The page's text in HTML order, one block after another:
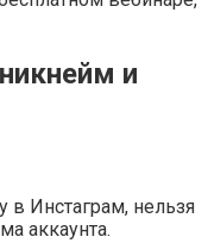
и
в Инстаграм, нельзя
аккаунта.